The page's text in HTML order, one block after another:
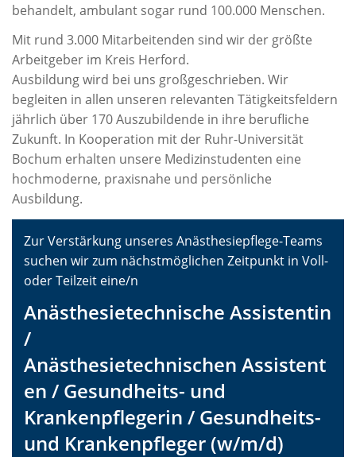
behandelt, ambulant sogar rund 100.000 Menschen.
Mit rund 3.000 Mitarbeitenden sind wir der größte
Arbeitgeber im Kreis Herford.
Ausbildung wird bei uns großgeschrieben. Wir
begleiten in allen unseren relevanten Tätigkeitsfeldern
jährlich über 170 Auszubildende in ihre berufliche
Zukunft. In Kooperation mit der Ruhr-Universität
Bochum erhalten unsere Medizinstudenten eine
hochmoderne, praxisnahe und persönliche
Ausbildung.
Zur Verstärkung unseres Anästhesiepflege-Teams
suchen wir zum nächstmöglichen Zeitpunkt in Voll-
oder Teilzeit eine/n
Anästhesietechnische Assistentin
/
Anästhesietechnischen Assistent
en / Gesundheits- und
Krankenpflegerin / Gesundheits-
und Krankenpfleger (w/m/d)